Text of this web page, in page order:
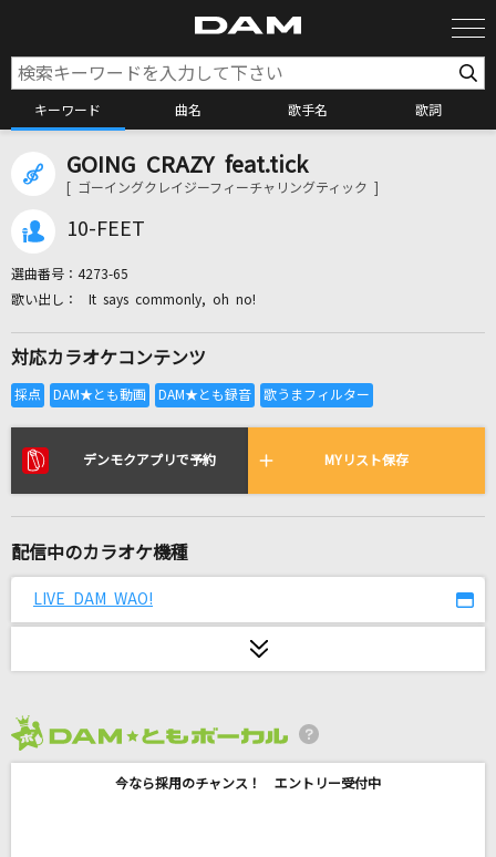
キーワード 曲名 歌手名 歌詞
カラオケ検索
全国りれき
リアルタイムで歌われている曲の一覧
[オリカラ]地上の星
YouTubeテーマソング
GOING CRAZY feat.tick
[ ゴーイングクレイジーフィーチャリングティック ]
10-FEET
選曲番号： 4273-65
It says commonly, oh no!
対応カラオケコンテンツ
デンモクアプリで予約 MYリスト保存
配信中のカラオケ機種
LIVE DAM WAO!
今なら採用のチャンス！ エントリー受付中